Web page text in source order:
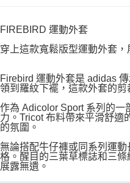
FIREBIRD 運動外套
穿上這款寬鬆版型運動外套
Firebird 運動外套是 adidas
領到羅紋下襬，這款外套的剪
作為 Adicolor Sport 系列的一
力。Tricot 布料帶來平滑舒適
的氛圍。
無論搭配牛仔褲或同系列運
格。醒目的三葉草標誌和三
展露無遺。